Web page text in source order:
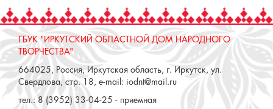
ГБУК "ИРКУТСКИЙ ОБЛАСТНОЙ ДОМ НАРОДНОГО
ТВОРЧЕСТВА"
664025, Россия, Иркутская область, г. Иркутск, ул.
Свердлова, стр. 18, e-mail: iodnt@mail.ru
тел.: 8 (3952) 33-04-25 - приемная